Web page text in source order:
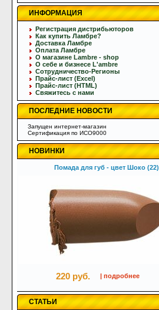
ИНФОРМАЦИЯ
Регистрация дистрибьюторов
Как купить Ламбре?
Доставка Ламбре
Оплата Ламбре
О магазине Lambre - shop
О себе и бизнесе L'ambre
Сотрудничество-Регионы
Прайс-лист (Excel)
Прайс-лист (HTML)
Свяжитесь с нами
ПОСЛЕДНИЕ НОВОСТИ
Запущен интернет-магазин
Сертификация по ИСО9000
НОВИНКИ
Помада для губ - цвет Шоко (22)
220 руб. | подробнее
СТАТЬИ